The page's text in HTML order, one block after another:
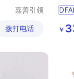
嘉善引领
厂(普通
拨打电话
系
￥